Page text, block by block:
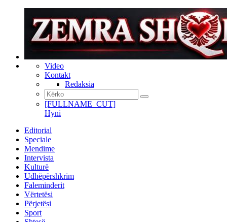
Video
Kontakt
Redaksia
[FULLNAME_CUT]
Hyni
Editorial
Speciale
Mendime
Intervista
Kulturë
Udhëpërshkrim
Faleminderit
Vërtetësi
Përjetësi
Sport